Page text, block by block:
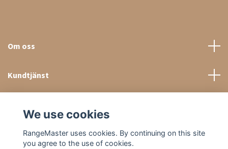
Om oss
Kundtjänst
We use cookies
RangeMaster uses cookies. By continuing on this site
you agree to the use of cookies.